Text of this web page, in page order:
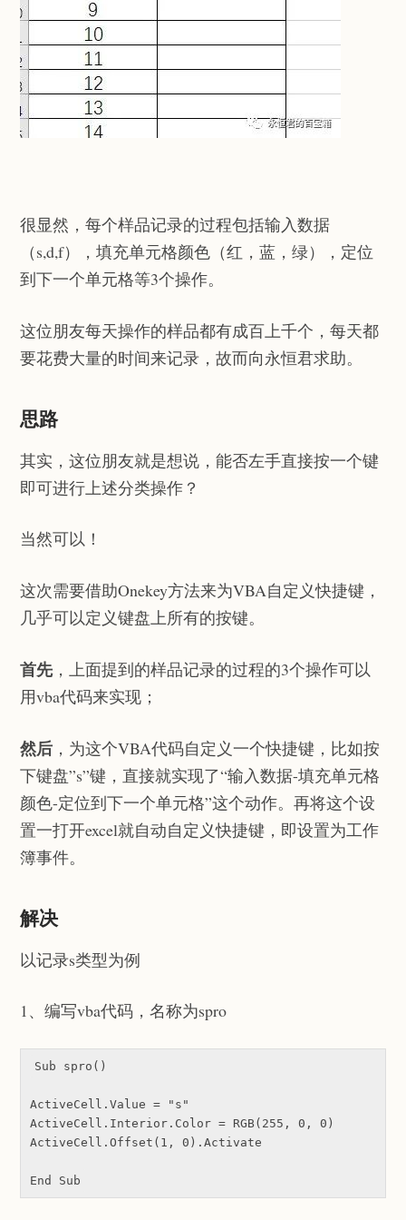
很显然，每个样品记录的过程包括输入数据
（s,d,f），填充单元格颜色（红，蓝，绿），定位
到下一个单元格等3个操作。
这位朋友每天操作的样品都有成百上千个，每天都
要花费大量的时间来记录，故而向永恒君求助。
思路
其实，这位朋友就是想说，能否左手直接按一个键
即可进行上述分类操作？
当然可以！
这次需要借助Onekey方法来为VBA自定义快捷键，
几乎可以定义键盘上所有的按键。
首先，上面提到的样品记录的过程的3个操作可以
用vba代码来实现；
然后 ，为这个VBA代码自定义一个快捷键，比如按
下键盘”s”键，直接就实现了“输入数据-填充单元格
颜色-定位到下一个单元格”这个动作。再将这个设
置一打开excel就自动自定义快捷键，即设置为工作
簿事件。
解决
以记录s类型为例
1、编写vba代码，名称为spro
Sub spro()
ActiveCell.Value = "s"
ActiveCell.Interior.Color = RGB(255, 0, 0)
ActiveCell.Offset(1, 0).Activate